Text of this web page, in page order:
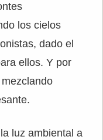
los cielos
dado el
ellos. Y por
luz ambiental a